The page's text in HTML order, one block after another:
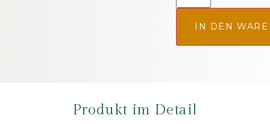
IN DEN
Produkt im Detail